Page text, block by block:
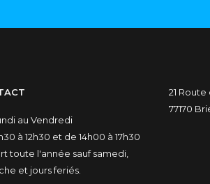
au Vendredi
à 12h30 et de 14h00 à 17h30
toute l'année sauf samedi,
et jours feriés.
21
77170